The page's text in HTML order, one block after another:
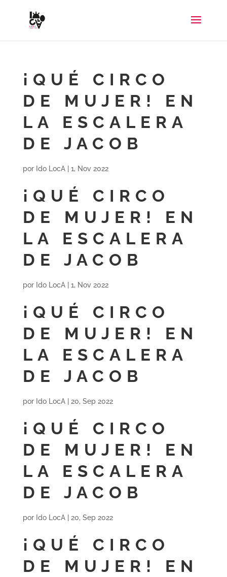
¡QUÉ CIRCO
DE MUJER! EN
LA ESCALERA
DE JACOB
por Ido LocA| 1, Nov 2022
¡QUÉ CIRCO
DE MUJER! EN
LA ESCALERA
DE JACOB
por Ido LocA| 1, Nov 2022
¡QUÉ CIRCO
DE MUJER! EN
LA ESCALERA
DE JACOB
por Ido LocA| 20, Sep 2022
¡QUÉ CIRCO
DE MUJER! EN
LA ESCALERA
DE JACOB
por Ido LocA| 20, Sep 2022
¡QUÉ CIRCO
DE MUJER! EN